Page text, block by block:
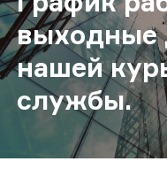
выходные
нашей
службы.